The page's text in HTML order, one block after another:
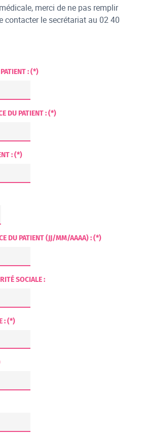
merci de ne pas remplir
contacter le secrétariat au 02 40
: (*)
DU PATIENT : (*)
: (*)
DU PATIENT (JJ/MM/AAAA) : (*)
SOCIALE :
: (*)